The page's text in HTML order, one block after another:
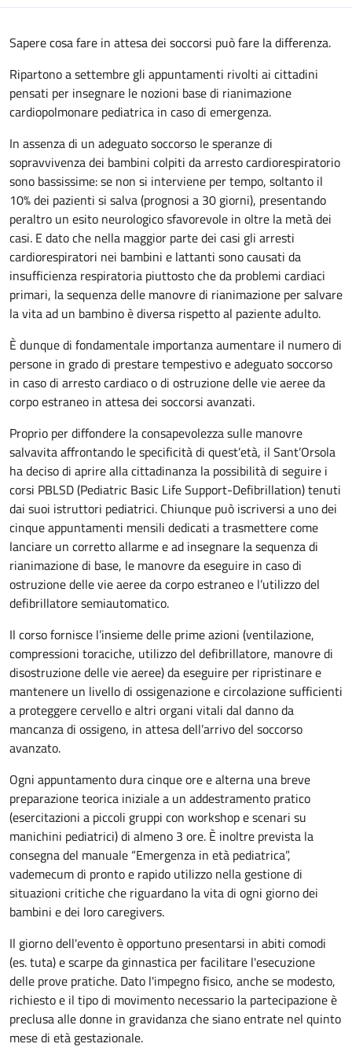
Sapere cosa fare in attesa dei soccorsi può fare la differenza.
Ripartono a settembre gli appuntamenti rivolti ai cittadini
pensati per insegnare le nozioni base di rianimazione
cardiopolmonare pediatrica in caso di emergenza.
In assenza di un adeguato soccorso le speranze di
sopravvivenza dei bambini colpiti da arresto cardiorespiratorio
sono bassissime: se non si interviene per tempo, soltanto il
10% dei pazienti si salva (prognosi a 30 giorni), presentando
peraltro un esito neurologico sfavorevole in oltre la metà dei
casi. E dato che nella maggior parte dei casi gli arresti
cardiorespiratori nei bambini e lattanti sono causati da
insufficienza respiratoria piuttosto che da problemi cardiaci
primari, la sequenza delle manovre di rianimazione per salvare
la vita ad un bambino è diversa rispetto al paziente adulto.
È dunque di fondamentale importanza aumentare il numero di
persone in grado di prestare tempestivo e adeguato soccorso
in caso di arresto cardiaco o di ostruzione delle vie aeree da
corpo estraneo in attesa dei soccorsi avanzati.
Proprio per diffondere la consapevolezza sulle manovre
salvavita affrontando le specificità di quest’età, il Sant’Orsola
ha deciso di aprire alla cittadinanza la possibilità di seguire i
corsi PBLSD (Pediatric Basic Life Support-Defibrillation) tenuti
dai suoi istruttori pediatrici. Chiunque può iscriversi a uno dei
cinque appuntamenti mensili dedicati a trasmettere come
lanciare un corretto allarme e ad insegnare la sequenza di
rianimazione di base, le manovre da eseguire in caso di
ostruzione delle vie aeree da corpo estraneo e l’utilizzo del
defibrillatore semiautomatico.
Il corso fornisce l’insieme delle prime azioni (ventilazione,
compressioni toraciche, utilizzo del defibrillatore, manovre di
disostruzione delle vie aeree) da eseguire per ripristinare e
mantenere un livello di ossigenazione e circolazione sufficienti
a proteggere cervello e altri organi vitali dal danno da
mancanza di ossigeno, in attesa dell’arrivo del soccorso
avanzato.
Ogni appuntamento dura cinque ore e alterna una breve
preparazione teorica iniziale a un addestramento pratico
(esercitazioni a piccoli gruppi con workshop e scenari su
manichini pediatrici) di almeno 3 ore. È inoltre prevista la
consegna del manuale “Emergenza in età pediatrica”,
vademecum di pronto e rapido utilizzo nella gestione di
situazioni critiche che riguardano la vita di ogni giorno dei
bambini e dei loro caregivers.
Il giorno dell'evento è opportuno presentarsi in abiti comodi
(es. tuta) e scarpe da ginnastica per facilitare l'esecuzione
delle prove pratiche. Dato l'impegno fisico, anche se modesto,
richiesto e il tipo di movimento necessario la partecipazione è
preclusa alle donne in gravidanza che siano entrate nel quinto
mese di età gestazionale.